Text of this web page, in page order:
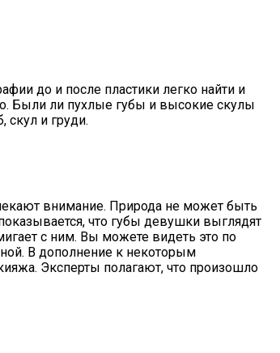
до и после пластики легко найти и
Были ли пухлые губы и высокие скулы
скул и груди.
внимание. Природа не может быть
что губы девушки выглядят
с ним. Вы можете видеть это по
В дополнение к некоторым
Эксперты полагают, что произошло